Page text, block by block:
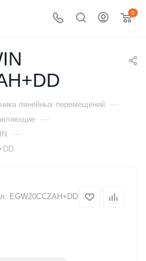
0
линейных перемещений —
—
—
EGW20CCZAH+DD